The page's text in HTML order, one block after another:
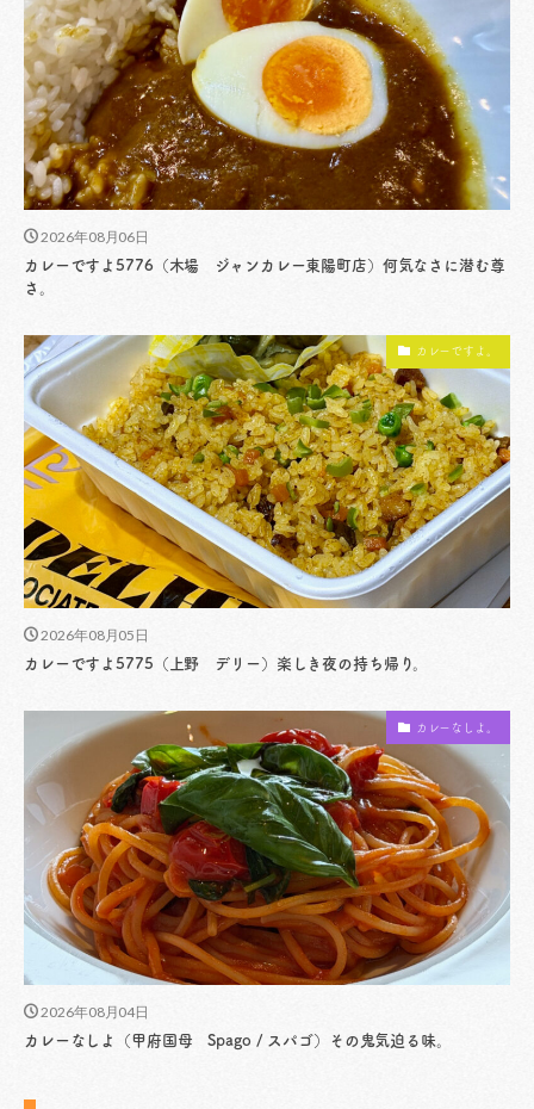
2026年08月06日
カレーですよ5776（木場 ジャンカレー東陽町店）何気なさに潜む尊
さ。
カレーですよ。
2026年08月05日
カレーですよ5775（上野 デリー）楽しき夜の持ち帰り。
カレーなしよ。
2026年08月04日
カレーなしよ（甲府国母 Spago / スパゴ）その鬼気迫る味。